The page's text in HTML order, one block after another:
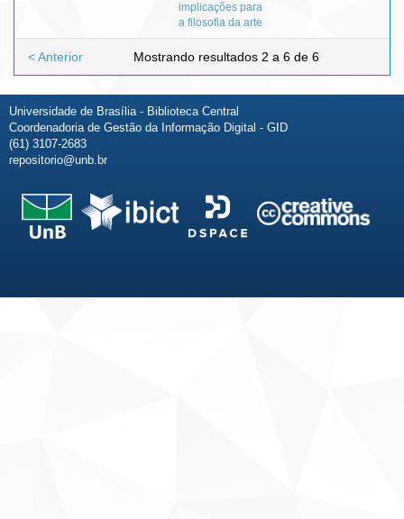
implicações para
a filosofia da arte
Mostrando resultados 2 a 6 de 6
< Anterior
Universidade de Brasília - Biblioteca Central
Coordenadoria de Gestão da Informação Digital - GID
(61) 3107-2683
repositorio@unb.br